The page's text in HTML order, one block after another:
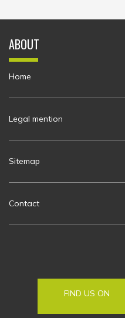
ABOUT
Home
Legal mention
Sitemap
Contact
FIND US ON